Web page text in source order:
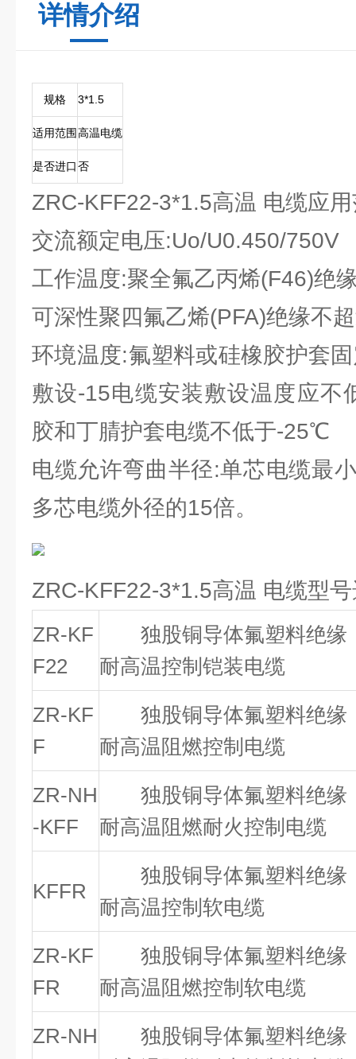
详情介绍
规格 3*1.5
适用范围高温电缆
是否进口否
ZRC-KFF22-3*1.5高温 电缆应
交流额定电压:Uo/U0.450/750V
工作温度:聚全氟乙丙烯(F46)绝
可深性聚四氟乙烯(PFA)绝缘不
环境温度:氟塑料或硅橡胶护套
敷设-15电缆安装敷设温度应不
胶和丁腈护套电缆不低于-25℃
电缆允许弯曲半径:单芯电缆最
多芯电缆外径的15倍。
ZRC-KFF22-3*1.5高温 电缆型
ZR-KF
F22
独股铜导体氟塑料绝缘
耐高温控制铠装电缆
ZR-KF
F
独股铜导体氟塑料绝缘
耐高温阻燃控制电缆
ZR-NH
-KFF
独股铜导体氟塑料绝缘
耐高温阻燃耐火控制电缆
KFFR
独股铜导体氟塑料绝缘
耐高温控制软电缆
ZR-KF
FR
独股铜导体氟塑料绝缘
耐高温阻燃控制软电缆
ZR-NH
独股铜导体氟塑料绝缘